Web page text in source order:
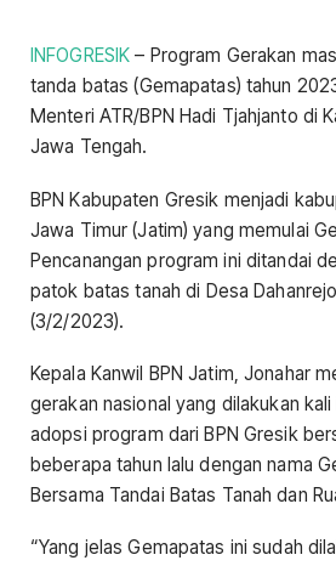
INFOGRESIK – Program Gerakan
tanda batas (Gemapatas) tahun
Menteri ATR/BPN Hadi Tjahjanto di
Jawa Tengah.
BPN Kabupaten Gresik menjadi
Jawa Timur (Jatim) yang memulai
Pencanangan program ini ditandai
patok batas tanah di Desa
(3/2/2023).
Kepala Kanwil BPN Jatim, Jonahar
gerakan nasional yang dilakukan
adopsi program dari BPN Gresik
beberapa tahun lalu dengan nama
Bersama Tandai Batas Tanah dan
“Yang jelas Gemapatas ini sudah